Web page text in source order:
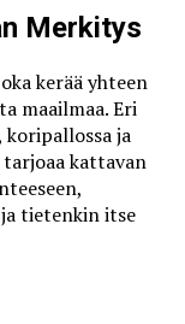
Merkitys
kerää yhteen
maailmaa. Eri
koripallossa ja
kattavan
tietenkin itse